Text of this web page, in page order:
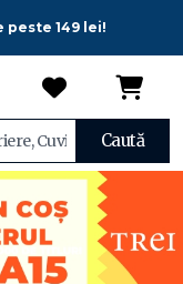
149 lei!
Caută